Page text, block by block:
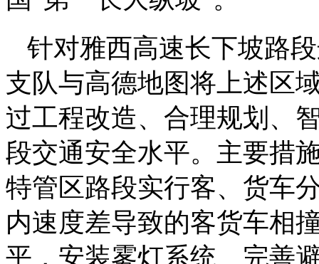
针对雅西高速长下坡路
支队与高德地图将上述区
过工程改造、合理规划、
段交通安全水平。主要措
特管区路段实行客、货车
内速度差导致的客货车相
平，安装雾灯系统、完善